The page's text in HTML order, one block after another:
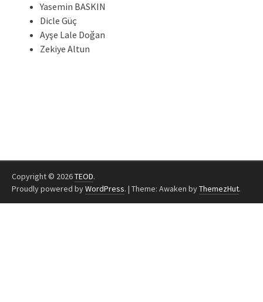
Yasemin BASKIN
Dicle Güç
Ayşe Lale Doğan
Zekiye Altun
Copyright © 2026TEOD.
Proudly powered byWordPress. | Theme: Awaken byThemezHut.